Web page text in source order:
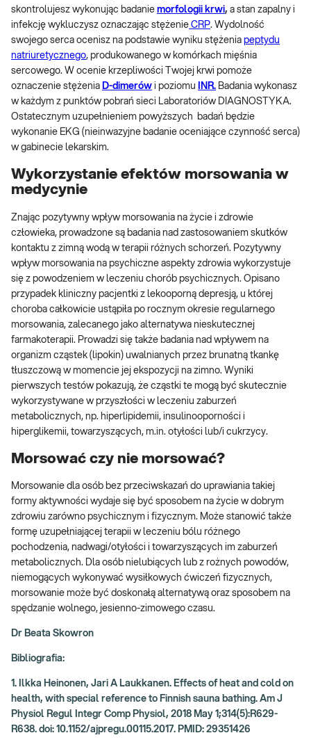
skontrolujesz wykonując badanie morfologii krwi, a stan zapalny i
infekcję wykluczysz oznaczając stężenie CRP. Wydolność
swojego serca ocenisz na podstawie wyniku stężenia peptydu
natriuretycznego, produkowanego w komórkach mięśnia
sercowego. W ocenie krzepliwości Twojej krwi pomoże
oznaczenie stężenia D-dimerów i poziomu INR. Badania wykonasz
w każdym z punktów pobrań sieci Laboratoriów DIAGNOSTYKA.
Ostatecznym uzupełnieniem powyższych badań będzie
wykonanie EKG (nieinwazyjne badanie oceniające czynność serca)
w gabinecie lekarskim.
Wykorzystanie efektów morsowania w
medycynie
Znając pozytywny wpływ morsowania na życie i zdrowie
człowieka, prowadzone są badania nad zastosowaniem skutków
kontaktu z zimną wodą w terapii różnych schorzeń. Pozytywny
wpływ morsowania na psychiczne aspekty zdrowia wykorzystuje
się z powodzeniem w leczeniu chorób psychicznych. Opisano
przypadek kliniczny pacjentki z lekooporną depresją, u której
choroba całkowicie ustąpiła po rocznym okresie regularnego
morsowania, zalecanego jako alternatywa nieskutecznej
farmakoterapii. Prowadzi się także badania nad wpływem na
organizm cząstek (lipokin) uwalnianych przez brunatną tkankę
tłuszczową w momencie jej ekspozycji na zimno. Wyniki
pierwszych testów pokazują, że cząstki te mogą być skutecznie
wykorzystywane w przyszłości w leczeniu zaburzeń
metabolicznych, np. hiperlipidemii, insulinooporności i
hiperglikemii, towarzyszących, m.in. otyłości lub/i cukrzycy.
Morsować czy nie morsować?
Morsowanie dla osób bez przeciwskazań do uprawiania takiej
formy aktywności wydaje się być sposobem na życie w dobrym
zdrowiu zarówno psychicznym i fizycznym. Może stanowić także
formę uzupełniającej terapii w leczeniu bólu różnego
pochodzenia, nadwagi/otyłości i towarzyszących im zaburzeń
metabolicznych. Dla osób nielubiących lub z rożnych powodów,
niemogących wykonywać wysiłkowych ćwiczeń fizycznych,
morsowanie może być doskonałą alternatywą oraz sposobem na
spędzanie wolnego, jesienno-zimowego czasu.
Dr Beata Skowron
Bibliografia:
1. Ilkka Heinonen, Jari A Laukkanen. Effects of heat and cold on
health, with special reference to Finnish sauna bathing. Am J
Physiol Regul Integr Comp Physiol, 2018 May 1;314(5):R629-
R638. doi: 10.1152/ajpregu.00115.2017. PMID: 29351426